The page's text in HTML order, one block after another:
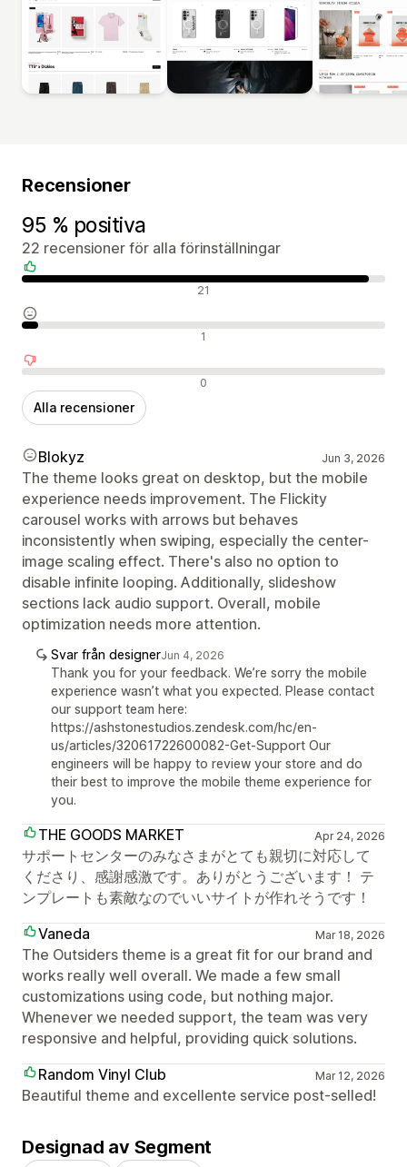
Recensioner
95 % positiva
22 recensioner för alla förinställningar
Positiva recensioner 21
Neutrala recensioner 1
Negativa recensioner 0
Alla recensioner
Blokyz Jun 3, 2026
The theme looks great on desktop, but the mobile
experience needs improvement. The Flickity
carousel works with arrows but behaves
inconsistently when swiping, especially the center-
image scaling effect. There's also no option to
disable infinite looping. Additionally, slideshow
sections lack audio support. Overall, mobile
optimization needs more attention.
Svar från designerJun 4, 2026
Thank you for your feedback. We’re sorry the mobile
experience wasn’t what you expected. Please contact
our support team here:
https://ashstonestudios.zendesk.com/hc/en-
us/articles/32061722600082-Get-Support Our
engineers will be happy to review your store and do
their best to improve the mobile theme experience for
you.
THE GOODS MARKET Apr 24, 2026
サポートセンターのみなさまがとても親切に対応して
くださり、感謝感激です。ありがとうございます！ テ
ンプレートも素敵なのでいいサイトが作れそうです！
Vaneda
Mar 18, 2026
The Outsiders theme is a great fit for our brand and
works really well overall. We made a few small
customizations using code, but nothing major.
Whenever we needed support, the team was very
responsive and helpful, providing quick solutions.
Random Vinyl Club
Mar 12, 2026
Beautiful theme and excellente service post-selled!
Designad av Segment